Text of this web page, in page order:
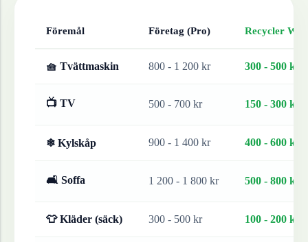
Föremål Företag (Pro) Recycler
🧺 Tvättmaskin 800 - 1 200 kr 300 - 500 kr
📺 TV 500 - 700 kr 150 - 300 kr
❄ Kylskåp 900 - 1 400 kr 400 - 600 kr
🛋 Soffa 1 200 - 1 800 kr 500 - 800 kr
👕 Kläder (säck) 300 - 500 kr 100 - 200 kr